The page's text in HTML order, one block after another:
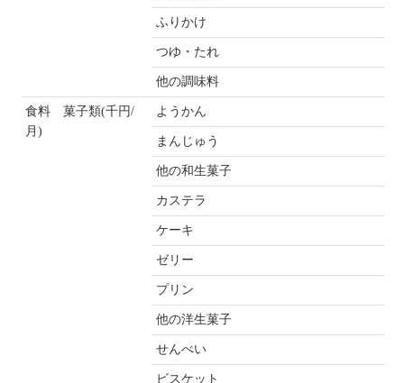
ふりかけ
つゆ・たれ
他の調味料
食料 菓子類(千円/
月)
ようかん
まんじゅう
他の和生菓子
カステラ
ケーキ
ゼリー
プリン
他の洋生菓子
せんべい
ビスケット